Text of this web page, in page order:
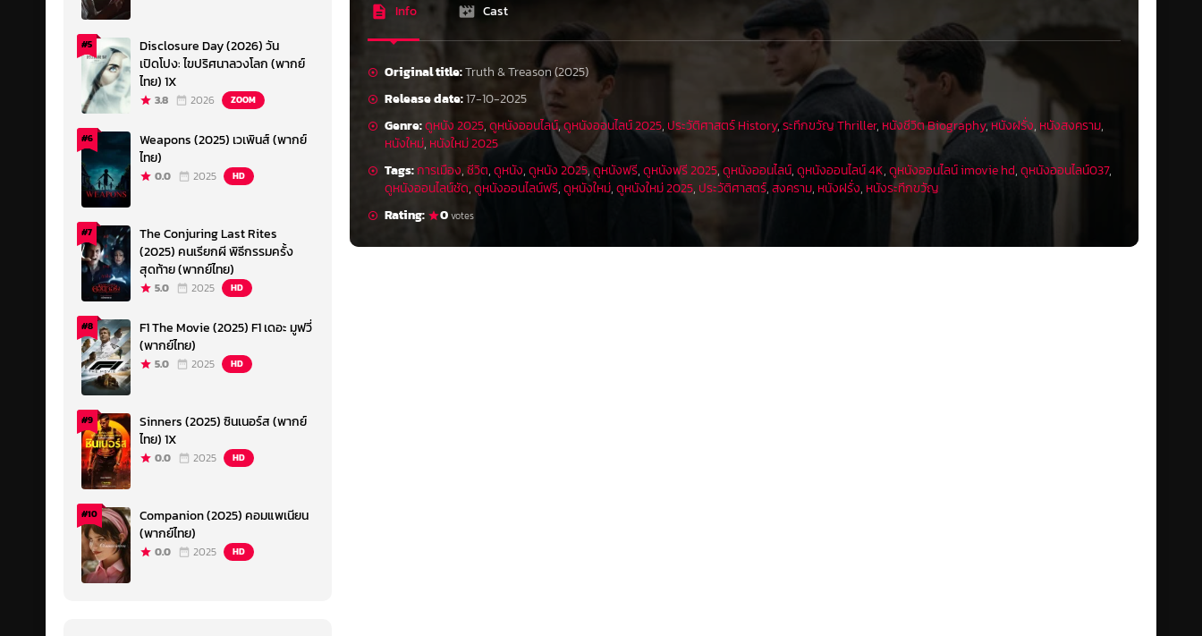
Info Cast
Original title:Truth & Treason (2025)
Release date:17-10-2025
Genre:ดูหนัง 2025,ดูหนังออนไลน์,ดูหนังออนไลน์ 2025, ประวัติศาสตร์ History,ระทึกขวัญ Thriller, หนังชีวิต Biography,หนังฝรั่ง, หนังสงคราม,
หนังใหม่, หนังใหม่ 2025
Tags:การเมือง,ชีวิต,ดูหนัง,ดูหนัง 2025,ดูหนังฟรี,ดูหนังฟรี 2025,ดูหนังออนไลน์,ดูหนังออนไลน์ 4K,ดูหนังออนไลน์ imovie hd,ดูหนังออนไลน์037,
ดูหนังออนไลน์ชัด,ดูหนังออนไลน์ฟรี,ดูหนังใหม่,ดูหนังใหม่ 2025, ประวัติศาสตร์,สงคราม, หนังฝรั่ง, หนังระทึกขวัญ
Rating:
0votes
#5
Disclosure Day (2026) วัน
เปิดโปง: ไขปริศนาลวงโลก (พากย์
ไทย) 1X
3.8 2026 ZOOM
#6
Weapons (2025) เวเพินส์ (พากย์
ไทย)
0.0 2025 HD
#7
The Conjuring Last Rites
(2025) คนเรียกผี พิธีกรรมครั้ง
สุดท้าย (พากย์ไทย)
5.0 2025 HD
#8
F1 The Movie (2025) F1 เดอะ มูฟวี่
(พากย์ไทย)
5.0 2025 HD
#9
Sinners (2025) ซินเนอร์ส (พากย์
ไทย) 1X
0.0 2025 HD
#10
Companion (2025) คอมแพเนียน
(พากย์ไทย)
0.0 2025 HD